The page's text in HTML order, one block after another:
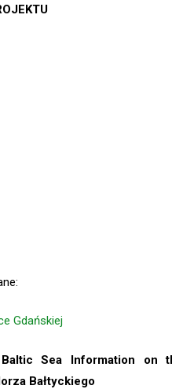
Gdańskiej
Baltic Sea Information on
Bałtyckiego